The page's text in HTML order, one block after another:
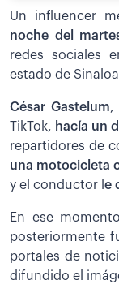
Un influencer
noche del
redes sociales
estado de
César Gastelum,
TikTok, hacía un
repartidores de
una motocicleta
y el conductor l e
En ese
posteriormente
portales de
difundido el